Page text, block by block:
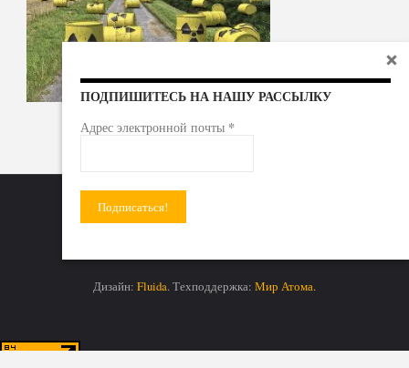
Дизайн: Fluida. Техподдержка: Мир Атома.
ПОДПИШИТЕСЬ НА НАШУ РАССЫЛКУ
Адрес электронной почты *